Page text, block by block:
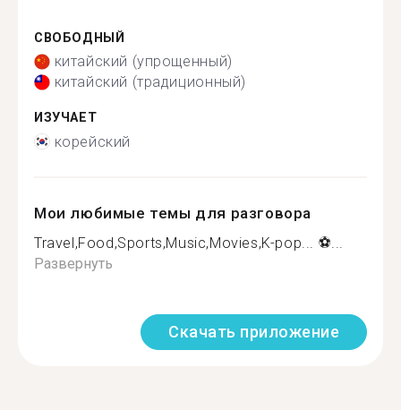
СВОБОДНЫЙ
китайский (упрощенный)
китайский (традиционный)
ИЗУЧАЕТ
корейский
Мои любимые темы для разговора
Travel,Food,Sports,Music,Movies,K-pop... ⚽...
Развернуть
Скачать приложение